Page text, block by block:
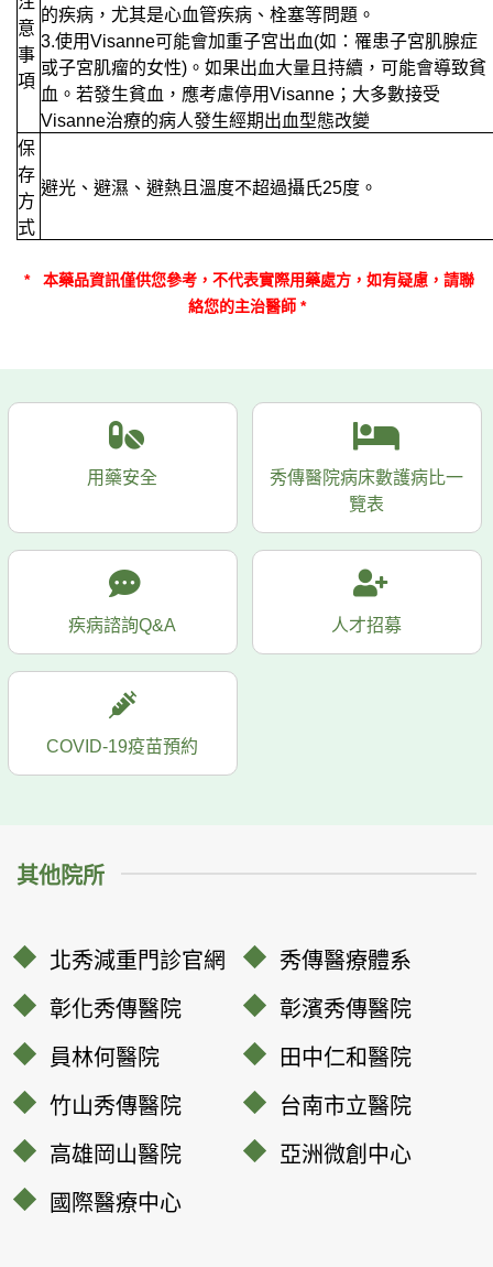
意
事
項
的疾病，尤其是心血管疾病、栓塞等問題。
3.使用Visanne可能會加重子宮出血(如：罹患子宮肌腺症
或子宮肌瘤的女性)。如果出血大量且持續，可能會導致貧
血。若發生貧血，應考慮停用Visanne；大多數接受
Visanne治療的病人發生經期出血型態改變
保
存
方
式
避光、避濕、避熱且溫度不超過攝氏25度。
* 本藥品資訊僅供您參考， 不代表實際用藥處方，如有疑慮，請聯
絡您的主治醫師 *
用藥安全
秀傳醫院病床數護病比一
覽表
疾病諮詢Q&A 人才招募
COVID-19疫苗預約
其他院所
北秀減重門診官網
秀傳醫療體系
彰化秀傳醫院
彰濱秀傳醫院
員林何醫院
田中仁和醫院
竹山秀傳醫院
台南市立醫院
高雄岡山醫院
亞洲微創中心
國際醫療中心